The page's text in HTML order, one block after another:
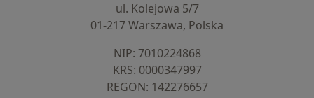
ul. Kolejowa 5/7
01-217 Warszawa, Polska
NIP: ⁠7010224868
KRS: ⁠0000347997
REGON: ⁠142276657